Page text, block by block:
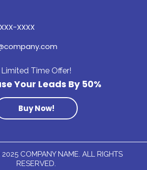
XXXX
Limited Time Offer!
Your Leads By 50%
Buy Now!
COMPANY NAME. ALL RIGHTS
RESERVED.